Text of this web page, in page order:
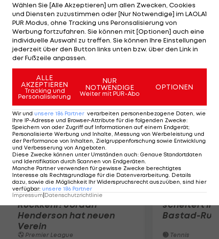
bei Western-Conference-Nachzügler
Sacramento Kings mit 93:85 sieggreich. Zu jubeln
haben auch die New York Knicks. Sie schlagen die
Orlando Magic auswärts mit 96:80. Detroit siegt
gegen Washington mit 99:94.
Mehr zum Thema
Premier-League-
Rückkehr! Jordan
Henderson hat neuen
Verein
Premier League
Sebastian
scheitert in
Bastad-
Tennis
Wählen Sie [Alle Akzeptieren] um allen Zwecken, Cookies
und Diensten zuzustimmen oder [Nur Notwendige] im LAOLA1
PUR Modus, ohne Tracking uns Peronsalisierung von
Werbung fortzufahren. Sie können mit [Optionen] auch eine
individuelle Auswahl zu treffen. Sie können Ihre Einstellungen
jederzeit über den Button links unten bzw. über den Link in
der Fußzeile anpassen.
ALLE
AKZEPTIEREN
Tracking und
Personalisierung
NUR
NOTWENDIGE
Weiter mit PUR-Abo
OPTIONEN
Wir und unsere 186 Partner verarbeiten personenbezogene Daten, wie
Ihre IP-Adresse und Browser-Attribute für die folgenden Zwecke:
Speichern von oder Zugriff auf Informationen auf einem Endgerät;
Personalisierte Werbung und Inhalte, Messung von Werbeleistung und
der Performance von Inhalten, Zielgruppenforschung sowie Entwicklung
und Verbesserung von Angeboten.
Diese Zwecke können unter Umständen auch: Genaue Standortdaten
und Identifikation durch Scannen von Endgeräten.
Manche Partner verwenden für gewisse Zwecke berechtigtes
Interesse als Rechtsgrundlage für die Datenverarbeitung. Details
dazu, sowie die Möglichkeit Ihr Widerspruchsrecht auszuüben, sind hier
verfügbar: unsere 186 Partner
Impressum Datenschutzrichtlinie